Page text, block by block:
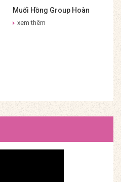
Muối Hồng Group Hoàn
Thiện Epic Reset
xem thêm